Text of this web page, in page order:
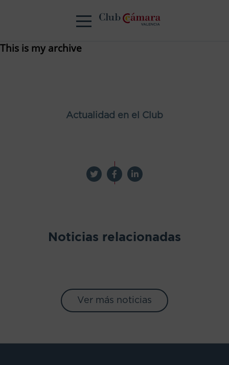
This is my archive
Actualidad en el Club
Noticias relacionadas
Ver más noticias